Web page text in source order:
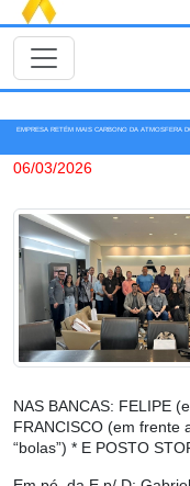
EMPRESA RETÉM MAIS CARBONO DA ATMOSFERA
06/03/2026
NAS BANCAS: FELIPE
FRANCISCO (em frente
“bolas”) * E POSTO